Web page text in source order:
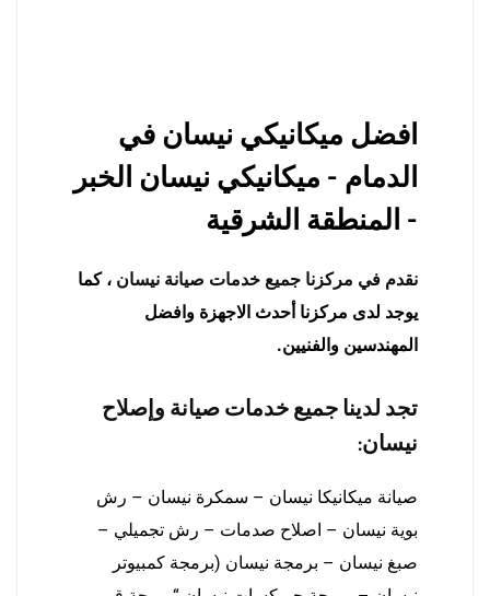
افضل ميكانيكي نيسان في
الدمام - ميكانيكي نيسان الخبر
- المنطقة الشرقية
نقدم في مركزنا جميع خدمات صيانة نيسان ، كما
يوجد لدى مركزنا أحدث الاجهزة وافضل
المهندسين والفنيين.
تجد لدينا جميع خدمات صيانة وإصلاح
نيسان:
صيانة ميكانيكا نيسان – سمكرة نيسان – رش
بوية نيسان – اصلاح صدمات – رش تجميلي –
صبغ نيسان – برمجة نيسان (برمجة كمبيوتر